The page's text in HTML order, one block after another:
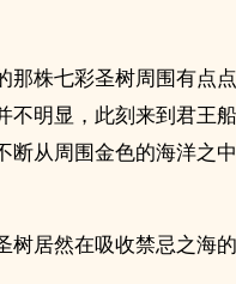
那株七彩圣树周围有点
不明显，此刻来到君王
断从周围金色的海洋之
树居然在吸收禁忌之海的